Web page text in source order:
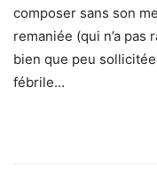
composer sans son
remaniée (qui n’a
bien que peu
fébrile…